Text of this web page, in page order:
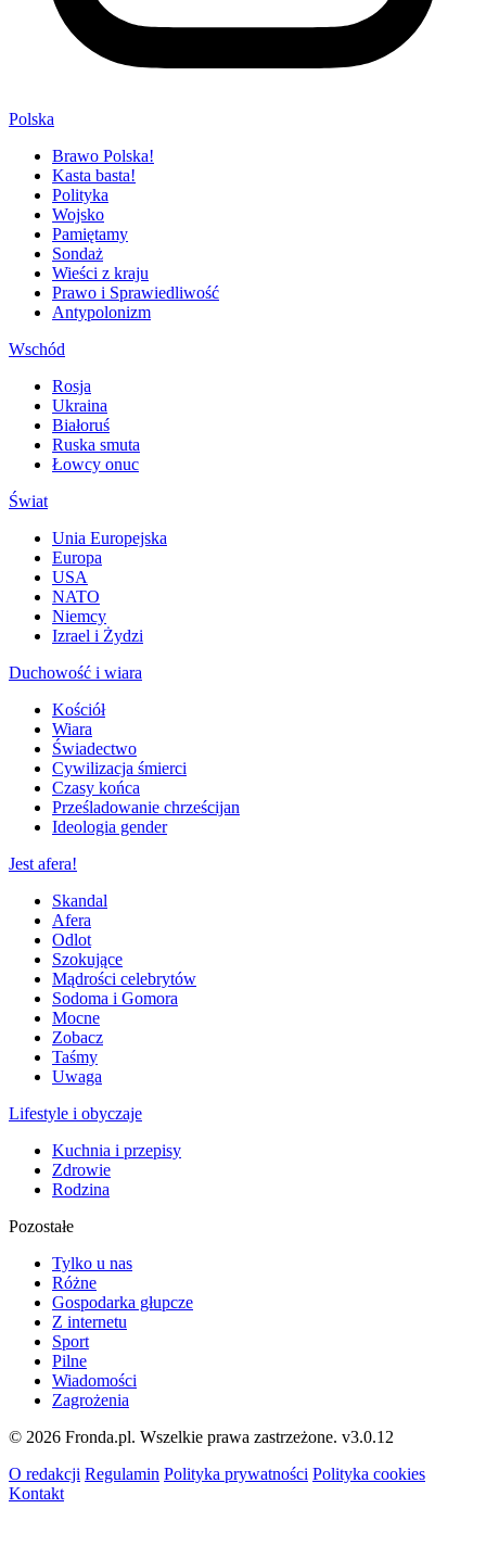
Polska
Brawo Polska!
Kasta basta!
Polityka
Wojsko
Pamiętamy
Sondaż
Wieści z kraju
Prawo i Sprawiedliwość
Antypolonizm
Wschód
Rosja
Ukraina
Białoruś
Ruska smuta
Łowcy onuc
Świat
Unia Europejska
Europa
USA
NATO
Niemcy
Izrael i Żydzi
Duchowość i wiara
Kościół
Wiara
Świadectwo
Cywilizacja śmierci
Czasy końca
Prześladowanie chrześcijan
Ideologia gender
Jest afera!
Skandal
Afera
Odlot
Szokujące
Mądrości celebrytów
Sodoma i Gomora
Mocne
Zobacz
Taśmy
Uwaga
Lifestyle i obyczaje
Kuchnia i przepisy
Zdrowie
Rodzina
Pozostałe
Tylko u nas
Różne
Gospodarka głupcze
Z internetu
Sport
Pilne
Wiadomości
Zagrożenia
© 2026 Fronda.pl. Wszelkie prawa zastrzeżone. v3.0.12
O redakcji Regulamin Polityka prywatności Polityka cookies
Kontakt